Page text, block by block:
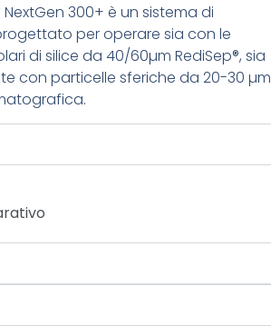
300+ è un sistema di
per operare sia con le
di silice da 40/60µm RediSep®, sia
con particelle sferiche da 20-30 µm